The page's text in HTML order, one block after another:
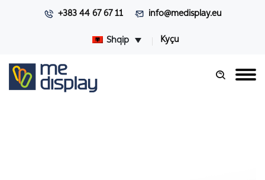
+383 44 67 67 11 info@medisplay.eu
Shqip Kyçu